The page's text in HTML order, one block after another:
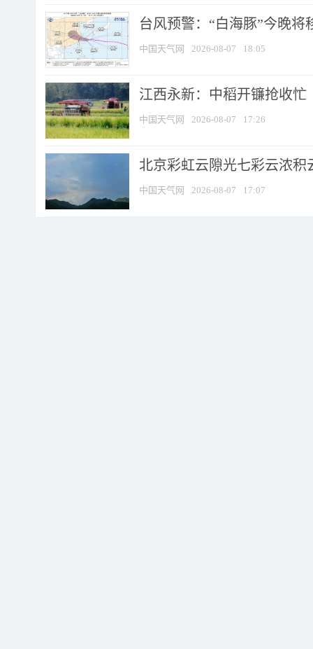
台风预警：“白海豚”今晚将
中国天气网 2026-08-07 18:05
江西永新：中稻开镰抢收忙
中国天气网 2026-08-07 17:26
北京彩虹云隙光七彩云浓积
中国天气网 2026-08-07 17:07